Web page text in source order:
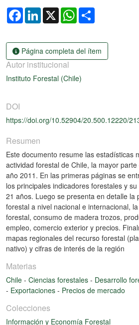
FacebookLinkedIn
X WhatsApp
Página completa del ítem
Autor institucional
Instituto Forestal (Chile)
DOI
https://doi.org/10.52904/20.500.12220/
Resumen
Este documento resume las estadísticas
actividad forestal de Chile, la mayor
año 2011. En las primeras páginas se
los principales indicadores forestales y
21 años. Luego se presenta en detalle la
forestal a nivel nacional e internacional,
forestal, consumo de madera trozos,
empleo, comercio exterior y precios.
mapas regionales del recurso forestal
nativo) y cifras de interés de la región
Materias
Chile - Ciencias forestales - Desarrollo
- Exportaciones - Precios de mercado
Colecciones
Información y Economía Forestal